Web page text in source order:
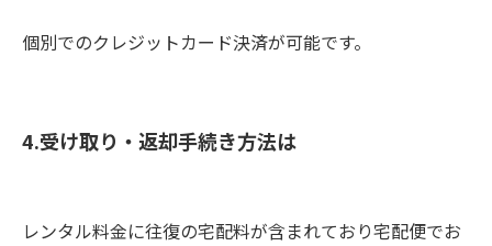
個別でのクレジットカード決済が可能です。
4.受け取り・返却手続き方法は
レンタル料金に往復の宅配料が含まれており宅配便でお